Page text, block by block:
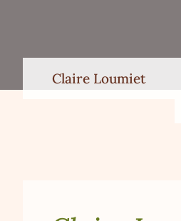
Claire Loumiet